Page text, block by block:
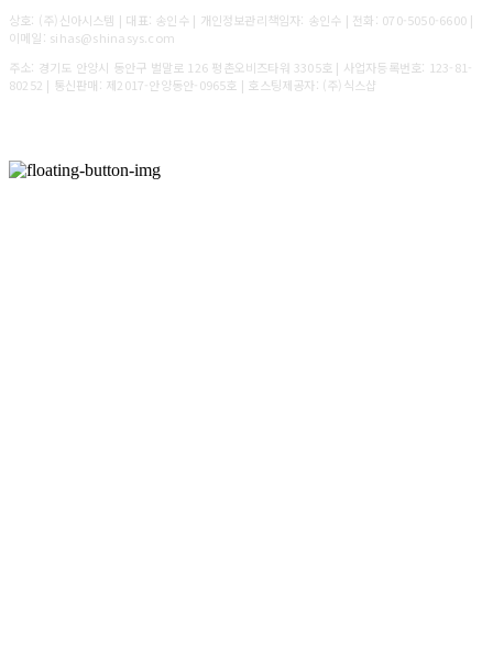
상호: (주)신아시스템 | 대표: 송인수 | 개인정보관리책임자: 송인수 | 전화: 070-5050-6600 |
이메일: sihas@shinasys.com
주소: 경기도 안양시 동안구 벌말로 126 평촌오비즈타워 3305호 | 사업자등록번호: 123-81-
80252 | 통신판매: 제2017-안양동안-0965호 | 호스팅제공자: (주)식스샵